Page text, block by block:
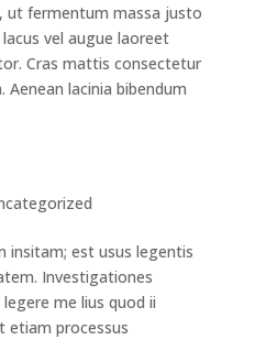
ut fermentum massa justo
vel augue laoreet
Cras mattis consectetur
lacinia bibendum
insitam; est usus legentis
Investigationes
me lius quod ii
etiam processus